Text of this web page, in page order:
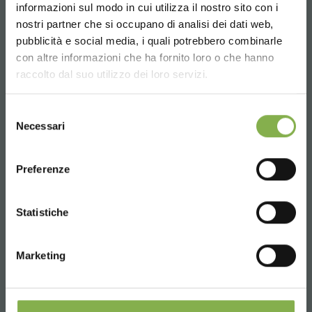
informazioni sul modo in cui utilizza il nostro sito con i
nostri partner che si occupano di analisi dei dati web,
pubblicità e social media, i quali potrebbero combinarle
con altre informazioni che ha fornito loro o che hanno
raccolto dal suo utilizzo dei loro servizi.
delNecessari
Preferenze
Statistiche
Marketing
Choose the country you are in and your
language for a better browsing experience
Teléfono
De lunes a viernes